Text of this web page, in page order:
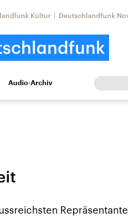
Kultur Deutschlandfunk
Kultur Europa
Lage und
Aktuelle Lage und
Audio-Archiv